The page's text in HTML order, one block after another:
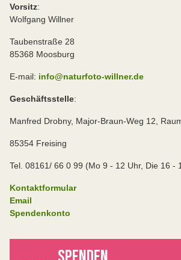
Vorsitz:
Wolfgang Willner
Taubenstraße 28
85368 Moosburg
E-mail: info@naturfoto-willner.de
Geschäftsstelle:
Manfred Drobny, Major-Braun-Weg 12,
85354 Freising
Tel. 08161/ 66 0 99 (Mo 9 - 12 Uhr, Die 16 -
Kontaktformular
Email
Spendenkonto